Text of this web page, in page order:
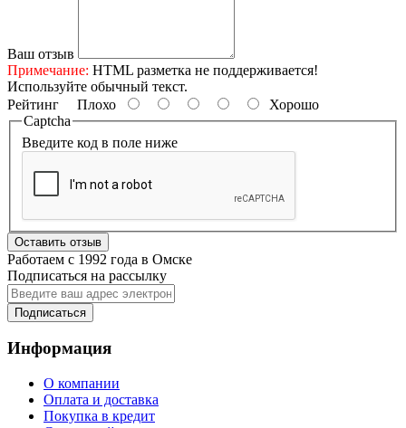
Ваш отзыв
Примечание: HTML разметка не поддерживается!
Используйте обычный текст.
Рейтинг Плохо
Хорошо
Captcha
Введите код в поле ниже
Оставить отзыв
Работаем с 1992 года в Омске
Подписаться на рассылку
Подписаться
Информация
О компании
Оплата и доставка
Покупка в кредит